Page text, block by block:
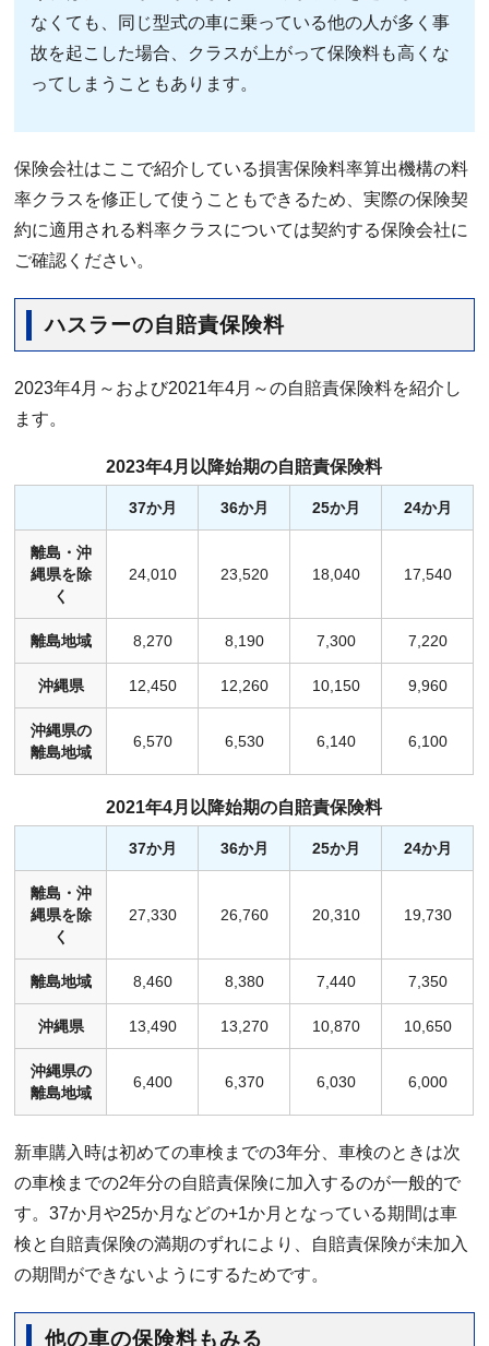
なくても、同じ型式の車に乗っている他の人が多く事
故を起こした場合、クラスが上がって保険料も高くな
ってしまうこともあります。
保険会社はここで紹介している損害保険料率算出機構の料
率クラスを修正して使うこともできるため、実際の保険契
約に適用される料率クラスについては契約する保険会社に
ご確認ください。
ハスラーの自賠責保険料
2023年4月～および2021年4月～の自賠責保険料を紹介し
ます。
2023年4月以降始期の自賠責保険料
37か月 36か月 25か月 24か月
離島・沖
縄県を除
く
24,010 23,520 18,040 17,540
離島地域 8,270 8,190 7,300 7,220
沖縄県 12,450 12,260 10,150 9,960
沖縄県の
離島地域
6,570 6,530 6,140 6,100
2021年4月以降始期の自賠責保険料
37か月 36か月 25か月 24か月
離島・沖
縄県を除
く
27,330 26,760 20,310 19,730
離島地域 8,460 8,380 7,440 7,350
沖縄県 13,490 13,270 10,870 10,650
沖縄県の
離島地域
6,400 6,370 6,030 6,000
新車購入時は初めての車検までの3年分、車検のときは次
の車検までの2年分の自賠責保険に加入するのが一般的で
す。37か月や25か月などの+1か月となっている期間は車
検と自賠責保険の満期のずれにより、自賠責保険が未加入
の期間ができないようにするためです。
他の車の保険料もみる